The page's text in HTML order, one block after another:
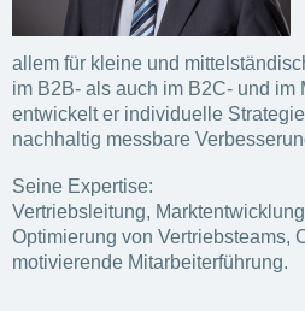
allem für kleine und
im B2B- als auch im B2C- und im
entwickelt er individuelle
nachhaltig messbare
Seine Expertise:
Vertriebsleitung,
Optimierung von Vertriebsteams,
motivierende Mitarbeiterführung.